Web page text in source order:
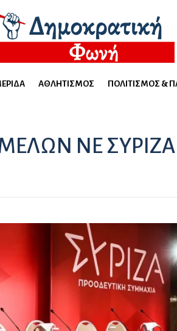
ΑΘΛΗΤΙΣΜΌΣ ΠΟΛΙΤΙΣΜΌΣ &
ΝΕ ΣΥΡΙΖΑ